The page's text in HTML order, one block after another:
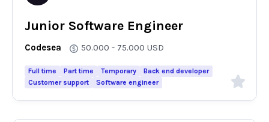
Junior Software Engineer
Codesea 50.000 - 75.000 USD
Full time Part time Temporary
Back end developer
Customer support
Software engineer